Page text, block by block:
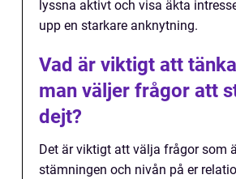
lyssna aktivt och visa äkta
upp en starkare anknytning.
Vad är viktigt att
man väljer frågor att
dejt?
Det är viktigt att välja frågor som
stämningen och nivån på er